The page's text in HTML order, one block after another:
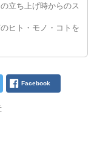
立ち上げ時からのス
ヒト・モノ・コトを
Facebook